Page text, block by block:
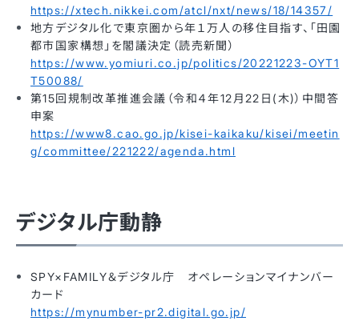
https://xtech.nikkei.com/atcl/nxt/news/18/14357/
地方デジタル化で東京圏から年１万人の移住目指す、「田園
都市国家構想」を閣議決定（読売新聞）
https://www.yomiuri.co.jp/politics/20221223-OYT1
T50088/
第15回規制改革推進会議（令和４年12月22日(木)）中間答
申案
https://www8.cao.go.jp/kisei-kaikaku/kisei/meetin
g/committee/221222/agenda.html
デジタル庁動静
SPY×FAMILY＆デジタル庁 オペレーションマイナンバー
カード
https://mynumber-pr2.digital.go.jp/